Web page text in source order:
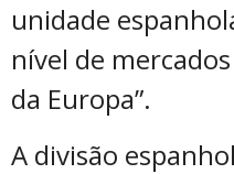
unidade
nível de
da Europa”.
A divisão